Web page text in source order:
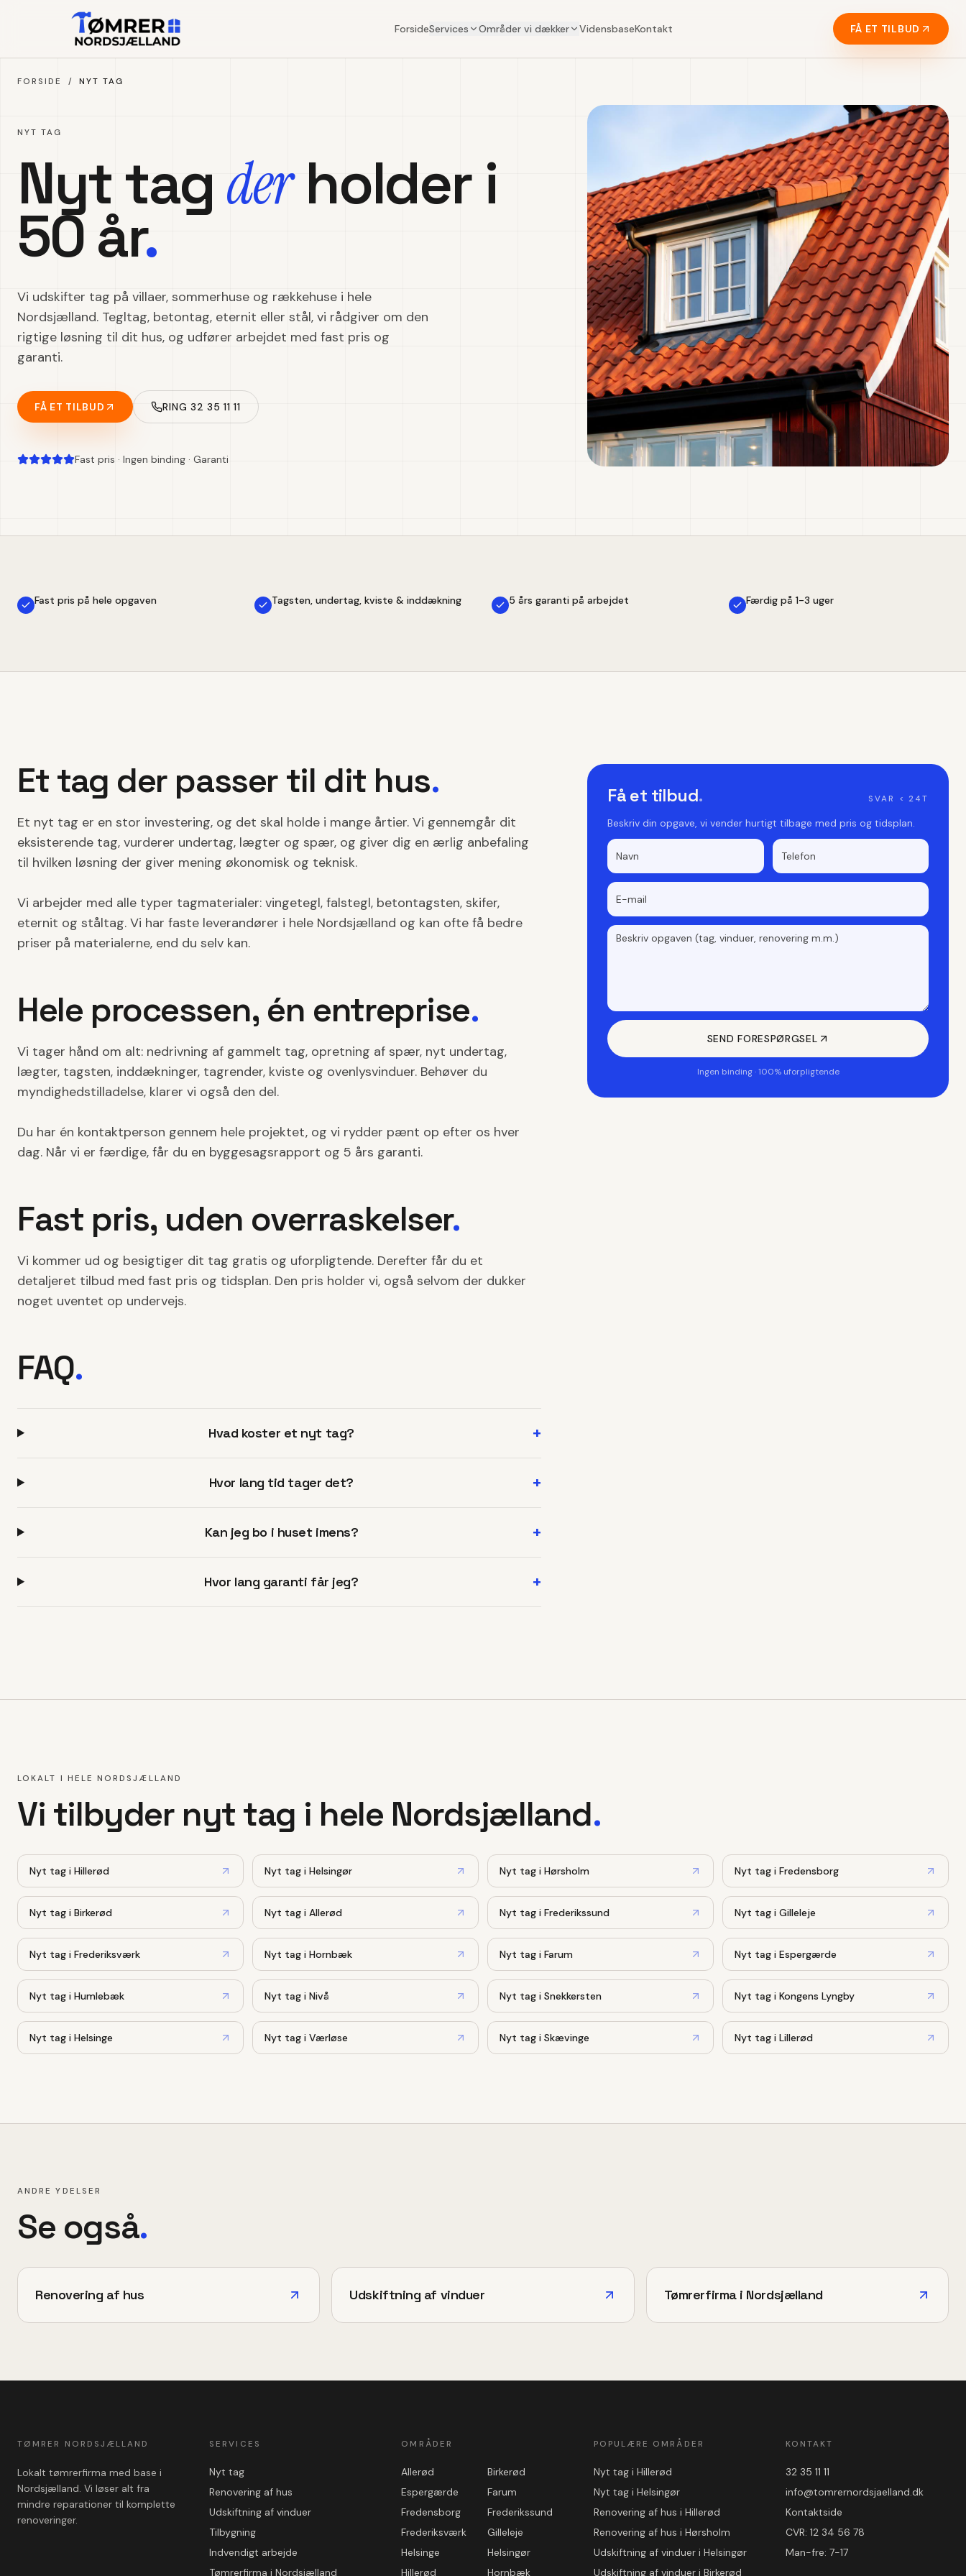
ForsideServices Områder vi dækker VidensbaseKontakt FÅ ET TILBUD
FORSIDE / NYT TAG
NYT TAG
Nyt tag der holder i
50 år.
Vi udskifter tag på villaer, sommerhuse og rækkehuse i hele
Nordsjælland. Tegltag, betontag, eternit eller stål, vi rådgiver om den
rigtige løsning til dit hus, og udfører arbejdet med fast pris og
garanti.
FÅ ET TILBUD RING 32 35 11 11
Fast pris · Ingen binding · Garanti
Fast pris på hele opgaven Tagsten, undertag, kviste & inddækning 5 års garanti på arbejdet Færdig på 1-3 uger
Et tag der passer til dit hus.
Et nyt tag er en stor investering, og det skal holde i mange årtier. Vi gennemgår dit
eksisterende tag, vurderer undertag, lægter og spær, og giver dig en ærlig anbefaling
til hvilken løsning der giver mening økonomisk og teknisk.
Vi arbejder med alle typer tagmaterialer: vingetegl, falstegl, betontagsten, skifer,
eternit og ståltag. Vi har faste leverandører i hele Nordsjælland og kan ofte få bedre
priser på materialerne, end du selv kan.
Hele processen, én entreprise.
Vi tager hånd om alt: nedrivning af gammelt tag, opretning af spær, nyt undertag,
lægter, tagsten, inddækninger, tagrender, kviste og ovenlysvinduer. Behøver du
myndighedstilladelse, klarer vi også den del.
Du har én kontaktperson gennem hele projektet, og vi rydder pænt op efter os hver
dag. Når vi er færdige, får du en byggesagsrapport og 5 års garanti.
Fast pris, uden overraskelser.
Vi kommer ud og besigtiger dit tag gratis og uforpligtende. Derefter får du et
detaljeret tilbud med fast pris og tidsplan. Den pris holder vi, også selvom der dukker
noget uventet op undervejs.
FAQ.
Hvad koster et nyt tag? +
Hvor lang tid tager det? +
Kan jeg bo i huset imens? +
Hvor lang garanti får jeg? +
Få et tilbud. SVAR < 24T
Beskriv din opgave, vi vender hurtigt tilbage med pris og tidsplan.
SEND FORESPØRGSEL
Ingen binding · 100% uforpligtende
LOKALT I HELE NORDSJÆLLAND
Vi tilbyder nyt tag i hele Nordsjælland.
Nyt tag i Hillerød Nyt tag i Helsingør Nyt tag i Hørsholm Nyt tag i Fredensborg
Nyt tag i Birkerød Nyt tag i Allerød Nyt tag i Frederikssund Nyt tag i Gilleleje
Nyt tag i Frederiksværk Nyt tag i Hornbæk Nyt tag i Farum Nyt tag i Espergærde
Nyt tag i Humlebæk Nyt tag i Nivå Nyt tag i Snekkersten Nyt tag i Kongens Lyngby
Nyt tag i Helsinge Nyt tag i Værløse Nyt tag i Skævinge Nyt tag i Lillerød
ANDRE YDELSER
Se også.
Renovering af hus Udskiftning af vinduer Tømrerfirma i Nordsjælland
TØMRER NORDSJÆLLAND
Lokalt tømrerfirma med base i
Nordsjælland. Vi løser alt fra
mindre reparationer til komplette
renoveringer.
SERVICES
Nyt tag
Renovering af hus
Udskiftning af vinduer
Tilbygning
Indvendigt arbejde
Tømrerfirma i Nordsjælland
OMRÅDER
Allerød
Birkerød
Espergærde
Farum
Fredensborg
Frederikssund
Frederiksværk
Gilleleje
Helsinge
Helsingør
Hillerød
Hornbæk
POPULÆRE OMRÅDER
Nyt tag i Hillerød
Nyt tag i Helsingør
Renovering af hus i Hillerød
Renovering af hus i Hørsholm
Udskiftning af vinduer i Helsingør
Udskiftning af vinduer i Birkerød
KONTAKT
32 35 11 11
info@tomrernordsjaelland.dk
Kontaktside
CVR: 12 34 56 78
Man-fre: 7-17